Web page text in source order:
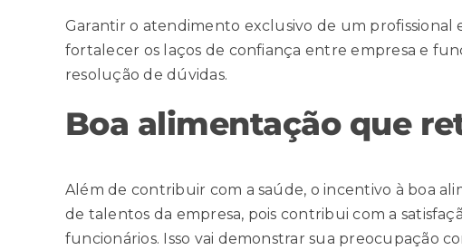
Garantir o atendimento exclusivo de um profissional
fortalecer os laços de confiança entre empresa e
resolução de dúvidas.
Boa alimentação que
Além de contribuir com a saúde, o incentivo à boa
de talentos da empresa, pois contribui com a
funcionários. Isso vai demonstrar sua preocupação